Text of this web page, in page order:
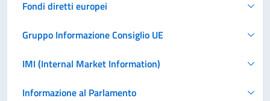
Fondi diretti europei
Gruppo Informazione Consiglio UE
IMI (Internal Market Information)
Informazione al Parlamento